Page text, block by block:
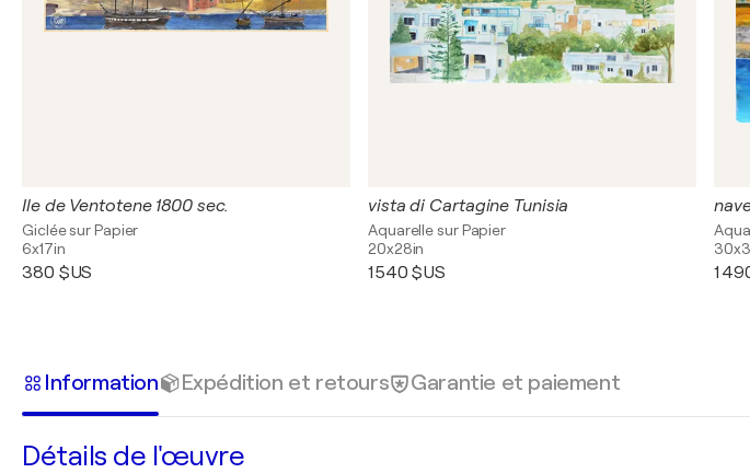
Ile de Ventotene 1800 sec.
Giclée sur Papier
6x17in
380 $US
vista di Cartagine Tunisia
Aquarelle sur Papier
20x28in
1 540 $US 1
Information Expédition et retours Garantie et paiement
Détails de l'œuvre